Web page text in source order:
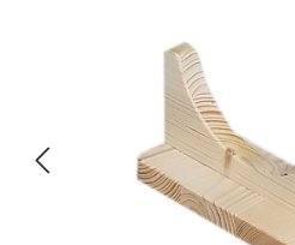
Bildergalerie überspringen